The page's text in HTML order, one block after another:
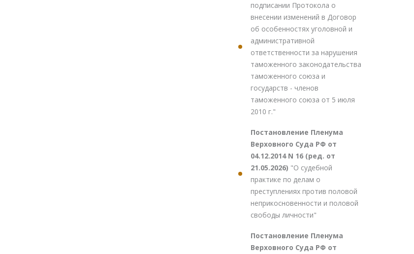
подписании Протокола о
внесении изменений в Договор
об особенностях уголовной и
административной
ответственности за нарушения
таможенного законодательства
таможенного союза и
государств - членов
таможенного союза от 5 июля
2010 г."
Постановление Пленума
Верховного Суда РФ от
04.12.2014 N 16 (ред. от
21.05.2026) "О судебной
практике по делам о
преступлениях против половой
неприкосновенности и половой
свободы личности"
Постановление Пленума
Верховного Суда РФ от